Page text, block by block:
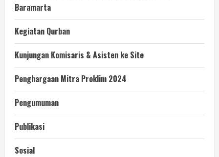
Baramarta
Kegiatan Qurban
Kunjungan Komisaris & Asisten ke Site
Penghargaan Mitra Proklim 2024
Pengumuman
Publikasi
Sosial